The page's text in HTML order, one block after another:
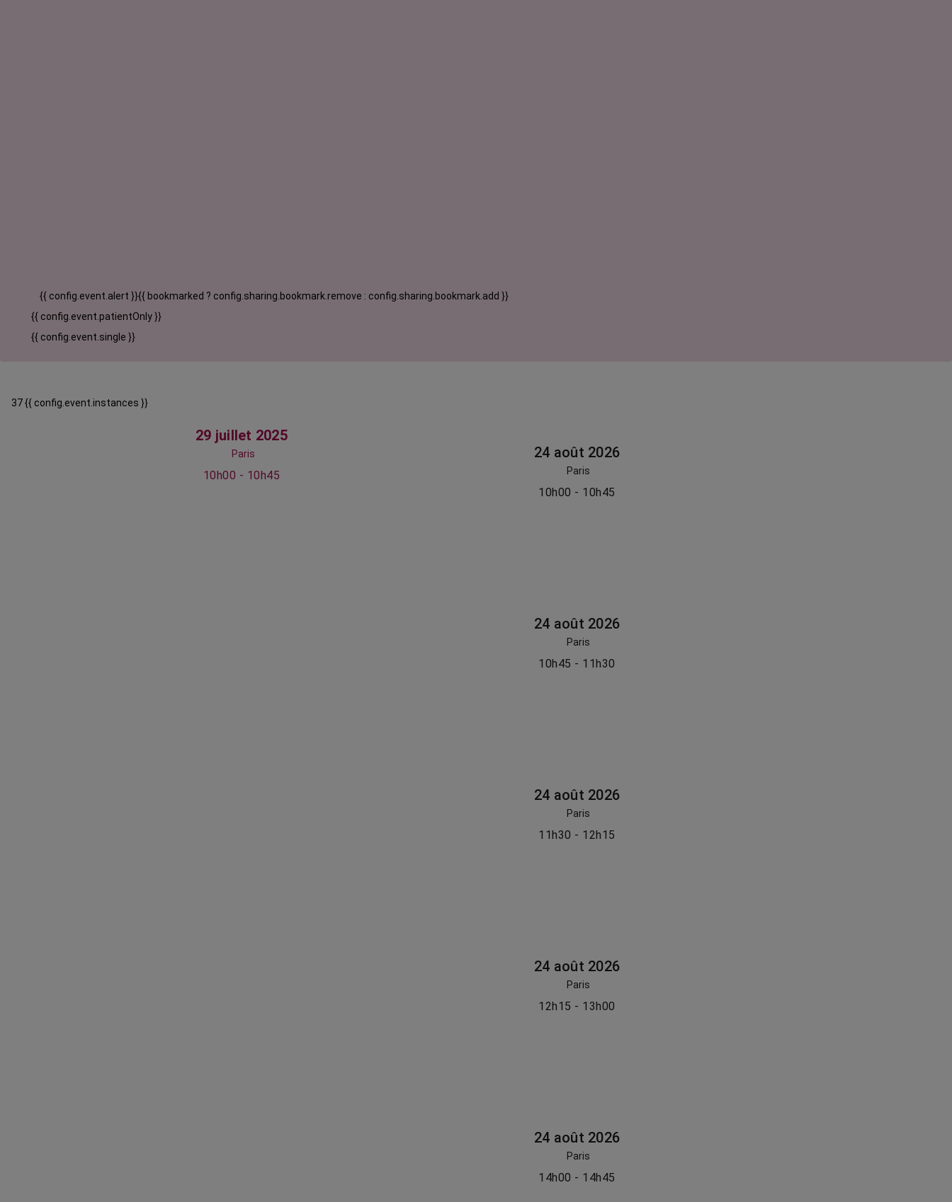
{{ config.event.alert }}{{ bookmarked ? config.sharing.bookmark.remove : config.sharing.bookmark.add }}
{{ config.event.patientOnly }}
{{ config.event.single }}
37 {{ config.event.instances }}
29 juillet 2025
Paris
10h00 - 10h45
24 août 2026
Paris
10h00 - 10h45
24 août 2026
Paris
10h45 - 11h30
24 août 2026
Paris
11h30 - 12h15
24 août 2026
Paris
12h15 - 13h00
24 août 2026
Paris
14h00 - 14h45